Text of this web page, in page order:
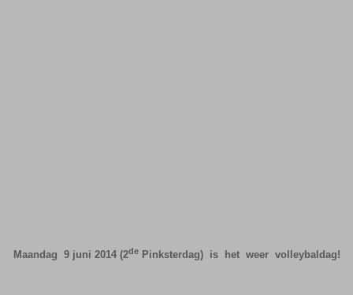
Maandag 9 juni 2014 (2dePinksterdag) is het weer volleybaldag!